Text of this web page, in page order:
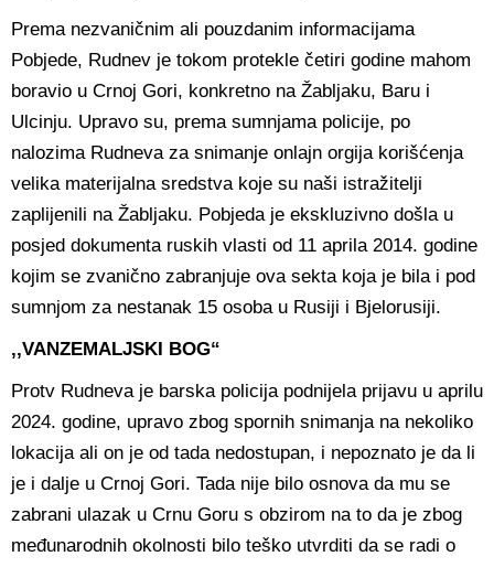
Prema nezvaničnim ali pouzdanim informacijama
Pobjede, Rudnev je tokom protekle četiri godine mahom
boravio u Crnoj Gori, konkretno na Žabljaku, Baru i
Ulcinju. Upravo su, prema sumnjama policije, po
nalozima Rudneva za snimanje onlajn orgija korišćenja
velika materijalna sredstva koje su naši istražitelji
zaplijenili na Žabljaku. Pobjeda je ekskluzivno došla u
posjed dokumenta ruskih vlasti od 11 aprila 2014. godine
kojim se zvanično zabranjuje ova sekta koja je bila i pod
sumnjom za nestanak 15 osoba u Rusiji i Bjelorusiji.
,,VANZEMALJSKI BOG“
Protv Rudneva je barska policija podnijela prijavu u aprilu
2024. godine, upravo zbog spornih snimanja na nekoliko
lokacija ali on je od tada nedostupan, i nepoznato je da li
je i dalje u Crnoj Gori. Tada nije bilo osnova da mu se
zabrani ulazak u Crnu Goru s obzirom na to da je zbog
međunarodnih okolnosti bilo teško utvrditi da se radi o